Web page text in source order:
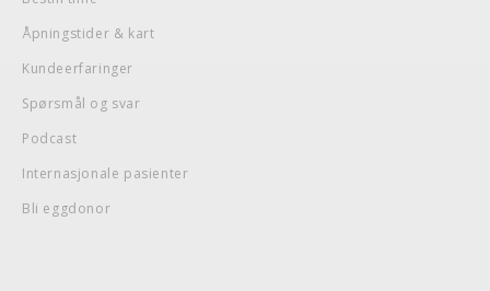
Åpningstider & kart
Kundeerfaringer
Spørsmål og svar
Podcast
Internasjonale pasienter
Bli eggdonor